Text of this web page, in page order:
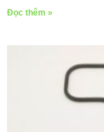
Đọc thêm »